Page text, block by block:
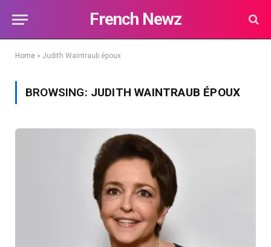
French Newz
Home » Judith Waintraub époux
BROWSING: JUDITH WAINTRAUB ÉPOUX